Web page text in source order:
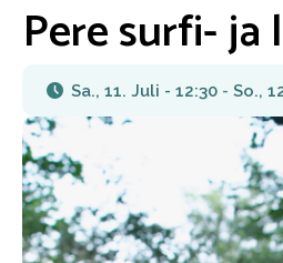
Pere surfi-
Sa., 11. Juli - 12:30 - So.,